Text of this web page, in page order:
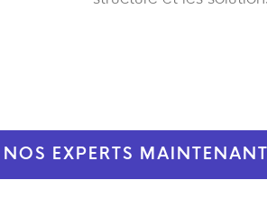
EXPERTS MAINTENANT